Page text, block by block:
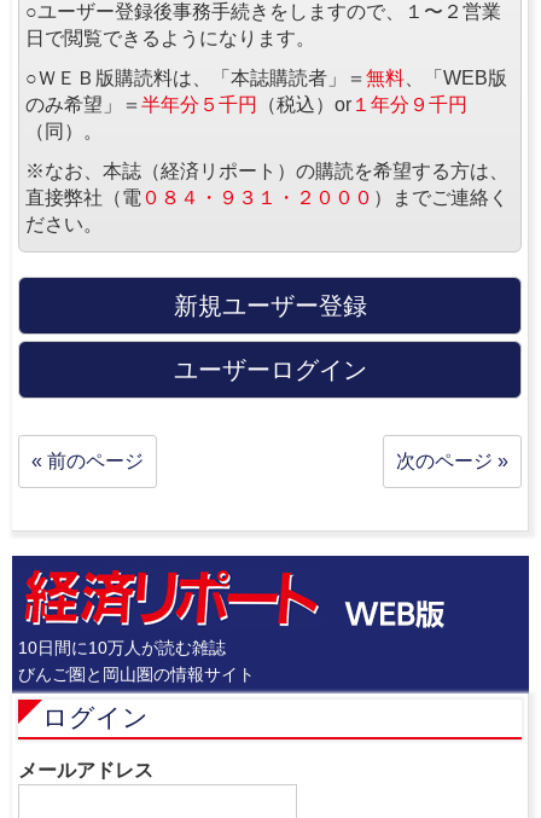
○ユーザー登録後事務手続きをしますので、１〜２営業
日で閲覧できるようになります。
○ＷＥＢ版購読料は、「本誌購読者」＝ 無料 、「WEB版
のみ希望」＝ 半年分５千円 （税込）or １年分９千円
（同）。
※なお、本誌（経済リポート）の購読を希望する方は、
直接弊社（電 ０８４・９３１・２０００ ）までご連絡く
ださい。
新規ユーザー登録
ユーザーログイン
« 前のページ 次のページ »
10日間に10万人が読む雑誌
びんご圏と岡山圏の情報サイト
ログイン
メールアドレス